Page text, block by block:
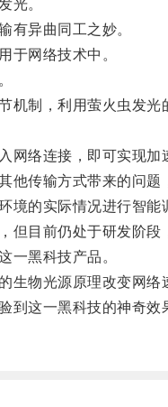
光。
异曲同工之妙。
网络技术中。
制，利用萤火虫发光
络连接，即可实现加
传输方式带来的问题
的实际情况进行智能
目前仍处于研发阶段
黑科技产品。
物光源原理改变网络
这一黑科技的神奇效